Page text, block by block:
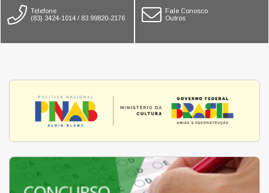
Telefone
(83) 3424-1014 / 83 99820-2176
Fale Conosco
Outros